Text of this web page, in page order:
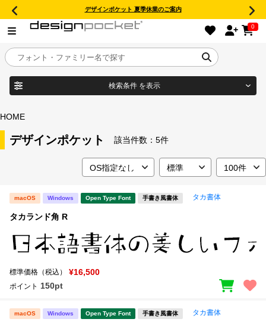
デザインポケット 夏季休業のご案内
0
目的別フォントガイド
特集
年間ライセンス商品
キャンペーン一覧
新着一覧
検索条件 を表示
フォント形式
HOME
デザインポケット 該当件数： 5件
macOS Windows Open Type Font 手書き風書体 タカ書体
タカランド角 R
標準価格（税込） ¥16,500
ポイント 150pt
macOS Windows Open Type Font 手書き風書体 タカ書体